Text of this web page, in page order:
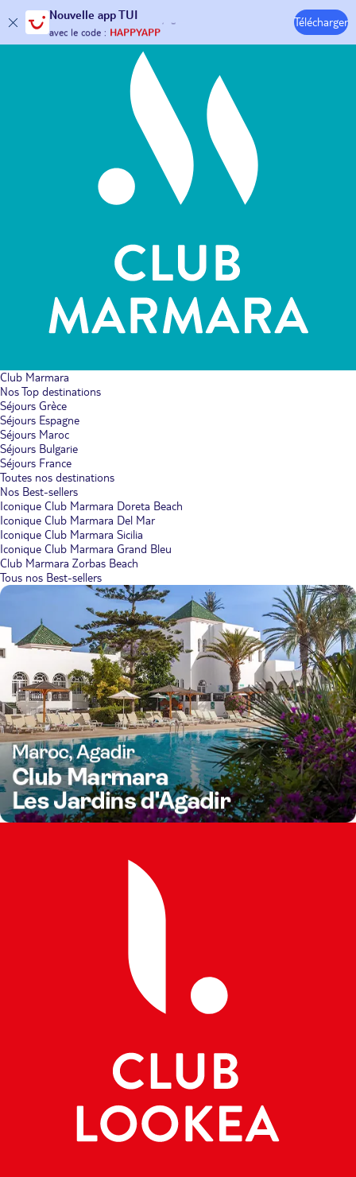
Nouvelle app TUI
30€ offerts*sur votrevoyage !
avec le code :HAPPYAPP
Télécharger
Hôtels & Clubs
Club Marmara
Nos Top destinations
Séjours Grèce
Séjours Espagne
Séjours Maroc
Séjours Bulgarie
Séjours France
Toutes nos destinations
Nos Best-sellers
Iconique Club Marmara Doreta Beach
Iconique Club Marmara Del Mar
Iconique Club Marmara Sicilia
Iconique Club Marmara Grand Bleu
Club Marmara Zorbas Beach
Tous nos Best-sellers